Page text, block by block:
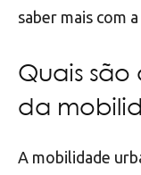
saber mais com
Quais são
da
A mobilidade